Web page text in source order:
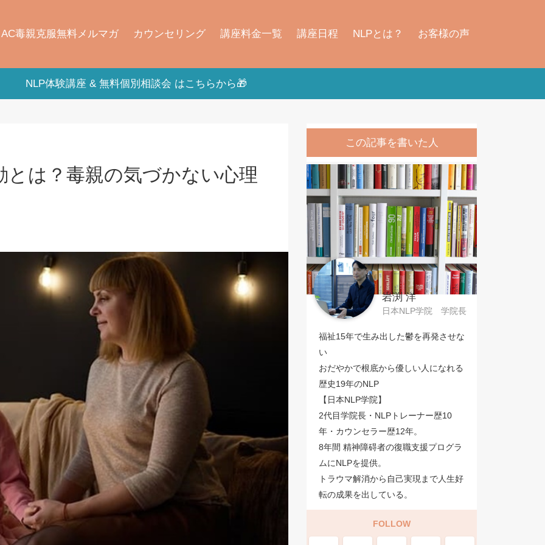
AC毒親克服無料メルマガ カウンセリング 講座料金一覧 講座日程 NLPとは？ お客様の声
NLP体験講座 & 無料個別相談会 はこちらから🎁
は？毒親の気づかない心理
この記事を書いた人
岩渕 洋
日本NLP学院 学院長
福祉15年で生み出した鬱を再発させな
い
おだやかで根底から優しい人になれる
歴史19年のNLP
【日本NLP学院】
2代目学院長・NLPトレーナー歴10
年・カウンセラー歴12年。
8年間 精神障碍者の復職支援プログラ
ムにNLPを提供。
トラウマ解消から自己実現まで人生好
転の成果を出している。
FOLLOW